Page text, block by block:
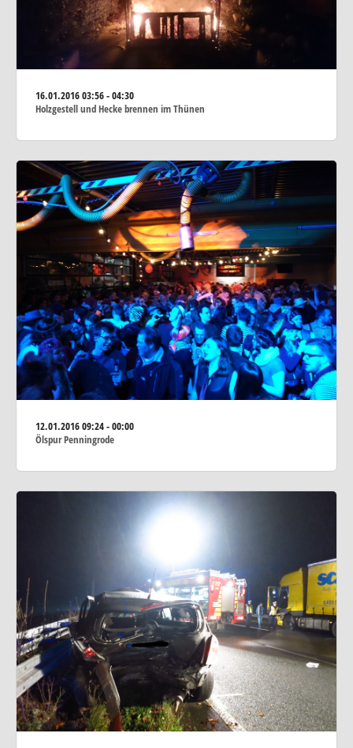
16.01.201603:56 - 04:30
Holzgestell und Hecke brennen im Thünen
12.01.201609:24 - 00:00
Ölspur Penningrode